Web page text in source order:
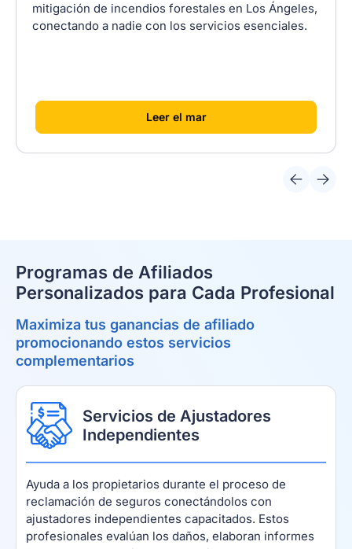
mitigación de incendios forestales en Los Ángeles,
conectando a nadie con los servicios esenciales.
[Leer el mar]
Programas de Afiliados
Personalizados para Cada Profesional
Maximiza tus ganancias de afiliado
promocionando estos servicios
complementarios
Servicios de Ajustadores
Independientes
Ayuda a los propietarios durante el proceso de
reclamación de seguros conectándolos con
ajustadores independientes capacitados. Estos
profesionales evalúan los daños, elaboran informes